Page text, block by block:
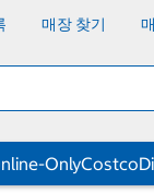
매장 찾기
Only